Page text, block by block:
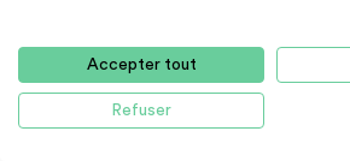
https://www.georisques.gouv.fr
Accepter tout
Refuser